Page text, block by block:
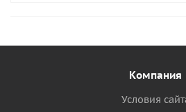
Компания
Условия